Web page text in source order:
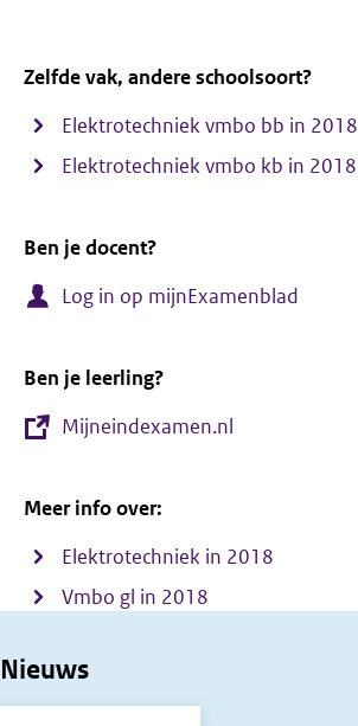
Zelfde vak, andere schoolsoort?
Elektrotechniek vmbo bb in 2018
Elektrotechniek vmbo kb in 2018
Ben je docent?
Log in op mijnExamenblad
Ben je leerling?
Mijneindexamen.nl
Meer info over:
Elektrotechniek in 2018
Vmbo gl in 2018
Nieuws